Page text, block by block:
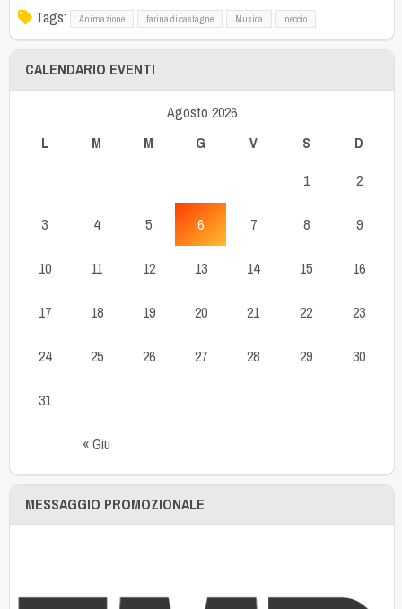
Tags:
Animazione farina di castagne Musica neccio
CALENDARIO EVENTI
Agosto 2026
L
M M G V S D
« Giu
1 2
3 4 5 6 7 8 9
10 11 12 13 14 15 16
17 18 19 20 21 22 23
24 25 26 27 28 29 30
31
MESSAGGIO PROMOZIONALE